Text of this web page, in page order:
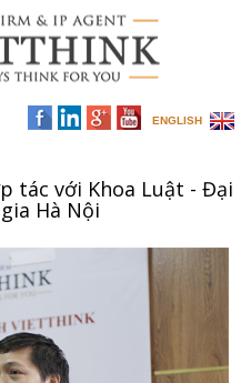
ENGLISH
tác với Khoa Luật - Đại
Hà Nội